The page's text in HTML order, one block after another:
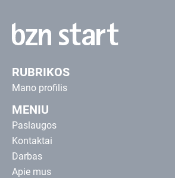
RUBRIKOS
Mano profilis
MENIU
Paslaugos
Kontaktai
Darbas
Apie mus